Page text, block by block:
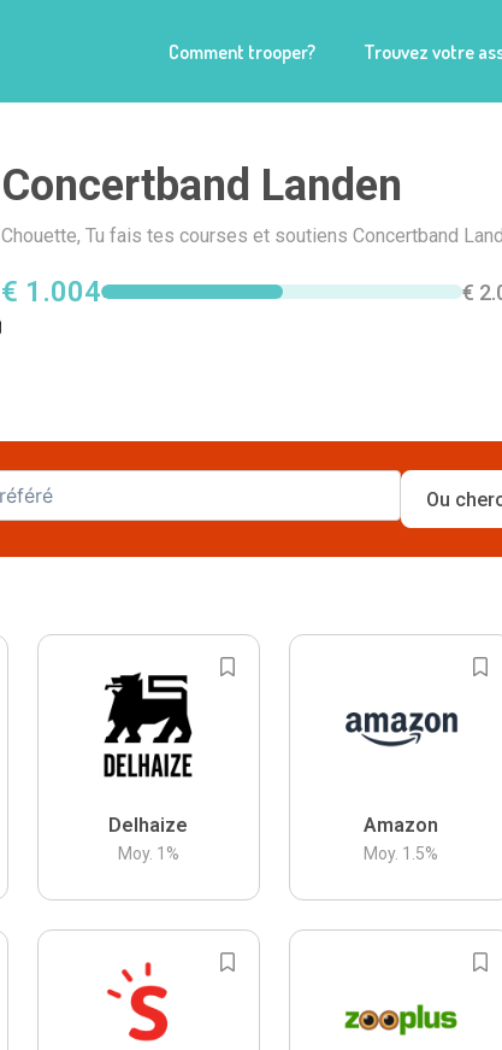
Comment trooper? Trouvez votre
Concertband Landen
Chouette, Tu fais tes courses et soutiens Concertband
€ 1.004 €
Delhaize
Moy. 1 %
Amazon
Moy. 1.5%